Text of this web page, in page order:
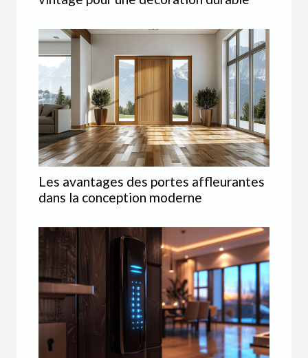
Les avantages des portes affleurantes
dans la conception moderne